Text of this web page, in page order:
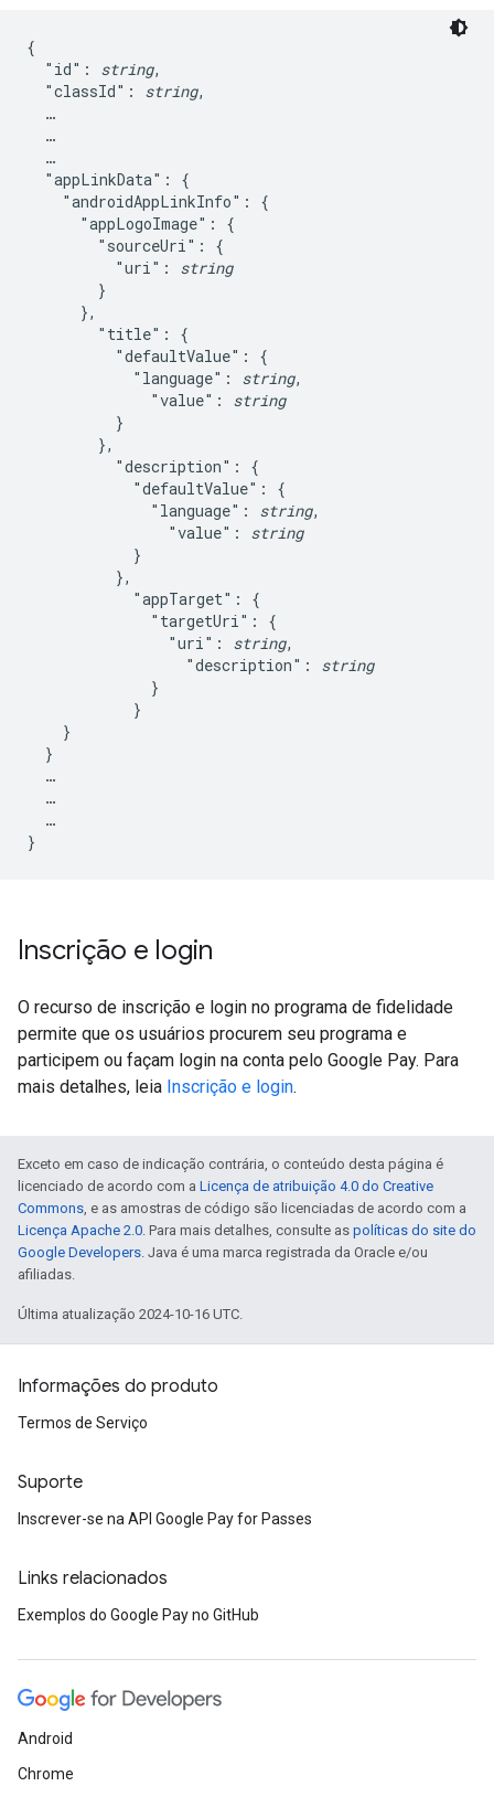
{
  "id":
string,
  "classId":
string,
  …
  …
  …
  "appLinkData": {
    "androidAppLinkInfo": {
      "appLogoImage": {
        "sourceUri": {
          "uri":
string
        }
      },
        "title": {
          "defaultValue": {
            "language":
string,
              "value":
string
          }
        },
          "description": {
            "defaultValue": {
              "language":
string,
                "value":
string
            }
          },
            "appTarget": {
              "targetUri": {
                "uri":
string,
                  "description":
string
              }
            }
    }
  }
  …
  …
  …
Inscrição e login
O recurso de inscrição e login no programa de fidelidade
permite que os usuários procurem seu programa e
participem ou façam login na conta pelo Google Pay. Para
mais detalhes, leia Inscrição e login.
Exceto em caso de indicação contrária, o conteúdo desta página é
licenciado de acordo com a Licença de atribuição 4.0 do Creative
Commons, e as amostras de código são licenciadas de acordo com a
Licença Apache 2.0. Para mais detalhes, consulte as políticas do site do
Google Developers. Java é uma marca registrada da Oracle e/ou
afiliadas.
Última atualização 2024-10-16 UTC.
Informações do produto
Termos de Serviço
Suporte
Inscrever-se na API Google Pay for Passes
Links relacionados
Exemplos do Google Pay no GitHub
Android
Chrome